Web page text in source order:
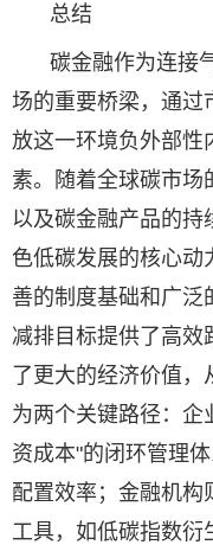
总结
碳金融作为连接
场的重要桥梁，通过
放这一环境负外部性
素。随着全球碳市场
以及碳金融产品的
色低碳发展的核心动
善的制度基础和广泛
减排目标提供了高效
了更大的经济价值，
为两个关键路径：企
资成本"的闭环管理
配置效率；金融机构
工具，如低碳指数衍